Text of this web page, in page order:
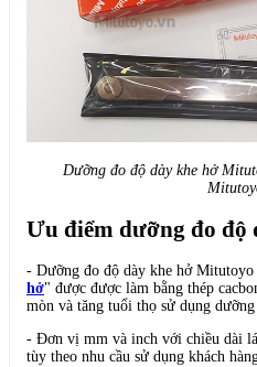
Dưỡng đo độ dày khe hở
Ưu điểm dưỡng đo độ
- Dưỡng đo độ dày khe hở
hở" được được làm bằng thép
mòn và tăng tuổi thọ sử dụng dưỡng
- Đơn vị mm và inch với chiều dài
tùy theo nhu cầu sử dụng khách